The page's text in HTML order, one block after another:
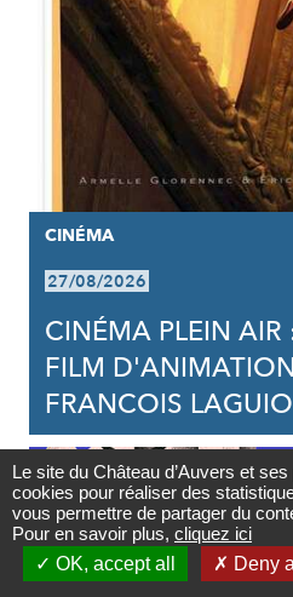
CINÉMA
27/08/2026
CINÉMA PLEIN AIR
FILM
FRANCOIS
Le site du Château d’Auvers et
cookies pour réaliser des
vous permettre de partager du
Pour en savoir plus, cliquez ici
OK, accept all
Deny